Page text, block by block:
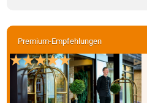
Premium-Empfehlungen